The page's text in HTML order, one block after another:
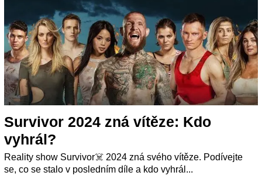
Survivor 2024 zná vítěze: Kdo
vyhrál?
Reality show Survivor☠️ 2024 zná svého vítěze. Podívejte
se, co se stalo v posledním díle a kdo vyhrál...